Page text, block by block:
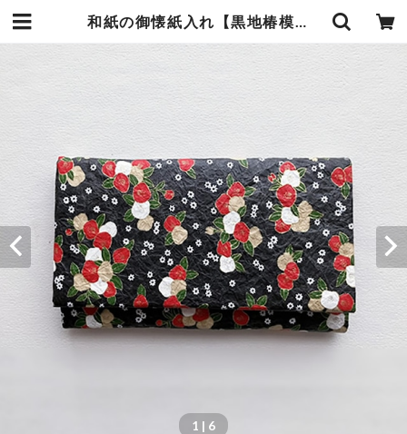
和紙の御懐紙入れ【黒地椿模様】 | 暮らしの中の和紙のかたち
1 | 6